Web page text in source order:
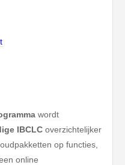
wordt
IBCLC overzichtelijker
op functies,
online